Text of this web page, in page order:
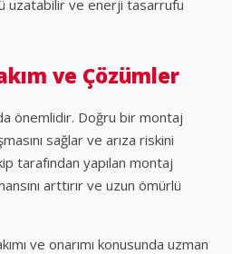
uzatabilir ve enerji tasarrufu
ve Çözümler
önemlidir. Doğru bir montaj
sağlar ve arıza riskini
tarafından yapılan montaj
arttırır ve uzun ömürlü
ve onarımı konusunda uzman